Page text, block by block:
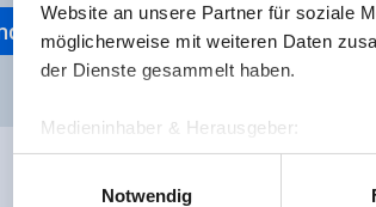
Website an unsere Partner für soziale
möglicherweise mit weiteren Daten
der Dienste gesammelt haben.
Medieninhaber & Herausgeber:
Zeller Bergbahnen Zillertal GmbH &
Rohr 23// A-6280 Zell am Ziller
Notwendig
Appartements